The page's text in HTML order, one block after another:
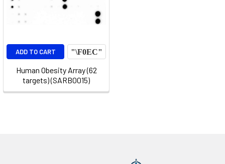
ADD TO CART
Human Obesity Array (62
targets) (SARB0015)